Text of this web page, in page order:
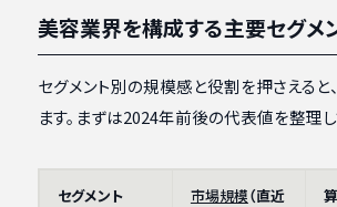
美容業界を構成する主要セグメ
セグメント別の規模感と役割を押さえる
ます。まずは2024年前後の代表値を整理し
セグメント 市場規模（直近